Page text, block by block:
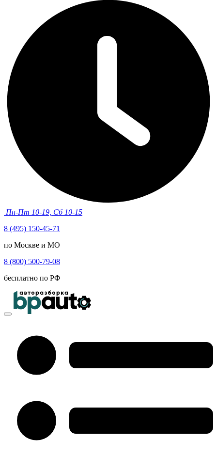
Пн-Пт 10-19, Сб 10-15
8 (495) 150-45-71
по Москве и МО
8 (800) 500-79-08
бесплатно по РФ